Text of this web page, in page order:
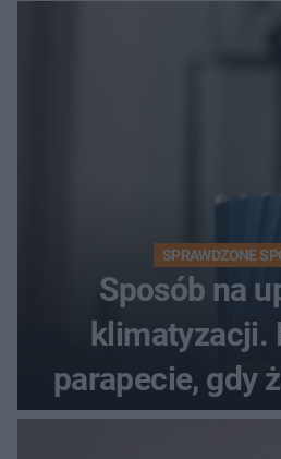
SPRAWDZONE
Sposób na
klimatyzacji.
parapecie, gdy